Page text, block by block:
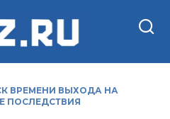
ВРЕМЕНИ ВЫХОДА НА
ПОСЛЕДСТВИЯ